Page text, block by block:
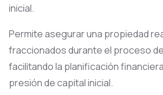
inicial.
Permite asegurar una propiedad
fraccionados durante el proceso
facilitando la planificación
presión de capital inicial.